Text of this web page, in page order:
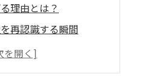
理由とは？
再認識する瞬間
める祈りの時間
う心の在り方